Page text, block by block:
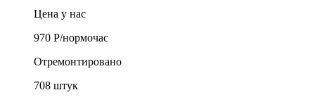
Цена у нас
970 Р/нормочас
Отремонтировано
708 штук